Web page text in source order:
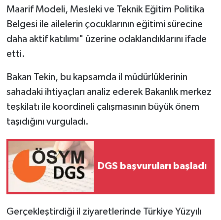
Maarif Modeli, Mesleki ve Teknik Eğitim Politika
Belgesi ile ailelerin çocuklarının eğitimi sürecine
daha aktif katılımı" üzerine odaklandıklarını ifade
etti.
Bakan Tekin, bu kapsamda il müdürlüklerinin
sahadaki ihtiyaçları analiz ederek Bakanlık merkez
teşkilatı ile koordineli çalışmasının büyük önem
taşıdığını vurguladı.
DGS başvuruları başladı
Gerçekleştirdiği il ziyaretlerinde Türkiye Yüzyılı